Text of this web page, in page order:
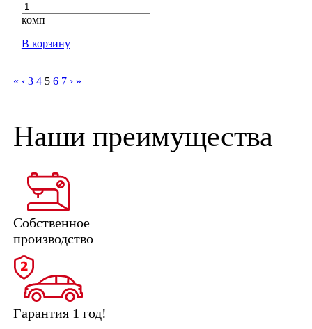
комп
В корзину
« ‹ 3 4 5 6 7 › »
Наши преимущества
Собственное
производство
Гарантия 1 год!